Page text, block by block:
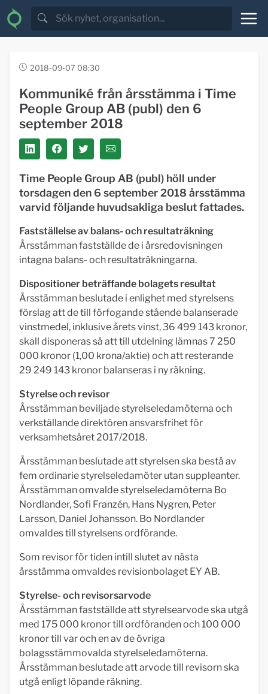
2018-09-07 08:30
Kommuniké från årsstämma i Time
People Group AB (publ) den 6
september 2018
Time People Group AB (publ) höll under
torsdagen den 6 september 2018 årsstämma
varvid följande huvudsakliga beslut fattades.
Fastställelse av balans- och resultaträkning
Årsstämman fastställde de i årsredovisningen
intagna balans- och resultaträkningarna.
Dispositioner beträffande bolagets resultat
Årsstämman beslutade i enlighet med styrelsens
förslag att de till förfogande stående balanserade
vinstmedel, inklusive årets vinst, 36 499 143 kronor,
skall disponeras så att till utdelning lämnas 7 250
000 kronor (1,00 krona/aktie) och att resterande
29 249 143 kronor balanseras i ny räkning.
Styrelse och revisor
Årsstämman beviljade styrelseledamöterna och
verkställande direktören ansvarsfrihet för
verksamhetsåret 2017/2018.
Årsstämman beslutade att styrelsen ska bestå av
fem ordinarie styrelseledamöter utan suppleanter.
Årsstämman omvalde styrelseledamöterna Bo
Nordlander, Sofi Franzén, Hans Nygren, Peter
Larsson, Daniel Johansson. Bo Nordlander
omvaldes till styrelsens ordförande.
Som revisor för tiden intill slutet av nästa
årsstämma omvaldes revisionbolaget EY AB.
Styrelse- och revisorsarvode
Årsstämman fastställde att styrelsearvode ska utgå
med 175 000 kronor till ordföranden och 100 000
kronor till var och en av de övriga
bolagsstämmovalda styrelseledamöterna.
Årsstämman beslutade att arvode till revisorn ska
utgå enligt löpande räkning.